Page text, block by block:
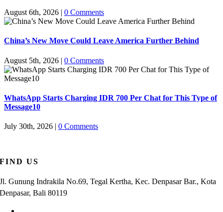
August 6th, 2026 | 0 Comments
China’s New Move Could Leave America Further Behind
August 5th, 2026 | 0 Comments
WhatsApp Starts Charging IDR 700 Per Chat for This Type of
Message10
July 30th, 2026 | 0 Comments
FIND US
Jl. Gunung Indrakila No.69, Tegal Kertha, Kec. Denpasar Bar., Kota
Denpasar, Bali 80119